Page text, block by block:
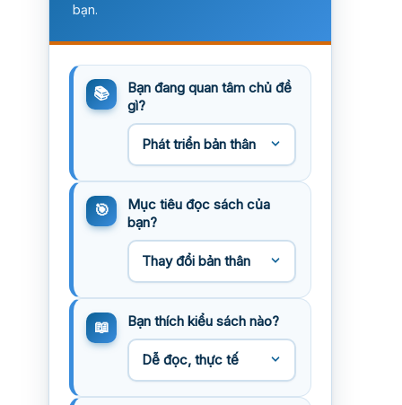
bạn.
Bạn đang quan tâm chủ đề
gì?
Mục tiêu đọc sách của
bạn?
Bạn thích kiểu sách nào?